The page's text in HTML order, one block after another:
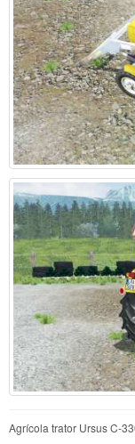
Agrícola trator Ursus C-